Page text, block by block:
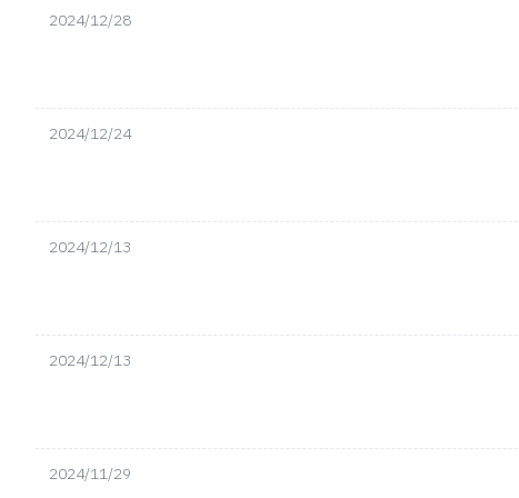
2024/12/28
2024/12/24
2024/12/13
2024/12/13
2024/11/29